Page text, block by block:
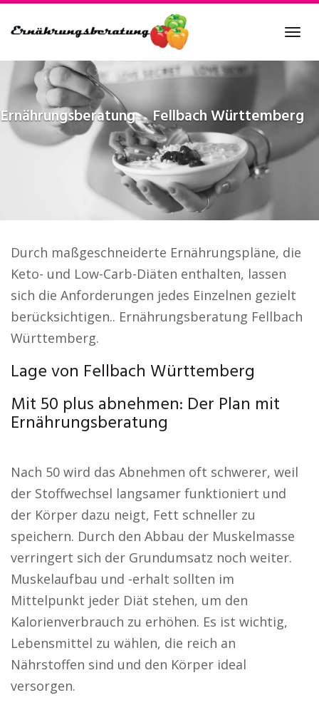
to
content
Ernährungsberatung Fellbach Württemberg
Durch maßgeschneiderte Ernährungspläne, die
Keto- und Low-Carb-Diäten enthalten, lassen
sich die Anforderungen jedes Einzelnen gezielt
berücksichtigen.. Ernährungsberatung Fellbach
Württemberg.
Lage von Fellbach Württemberg
Mit 50 plus abnehmen: Der Plan mit
Ernährungsberatung
Nach 50 wird das Abnehmen oft schwerer, weil
der Stoffwechsel langsamer funktioniert und
der Körper dazu neigt, Fett schneller zu
speichern. Durch den Abbau der Muskelmasse
verringert sich der Grundumsatz noch weiter.
Muskelaufbau und -erhalt sollten im
Mittelpunkt jeder Diät stehen, um den
Kalorienverbrauch zu erhöhen. Es ist wichtig,
Lebensmittel zu wählen, die reich an
Nährstoffen sind und den Körper ideal
versorgen.